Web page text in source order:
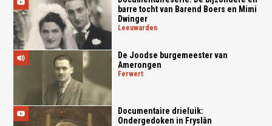
barre tocht van Barend Boers en Mimi
Dwinger
leeuwarden
De Joodse burgemeester van
Amerongen
ferwert
Documentaire drieluik:
Ondergedoken in Fryslân